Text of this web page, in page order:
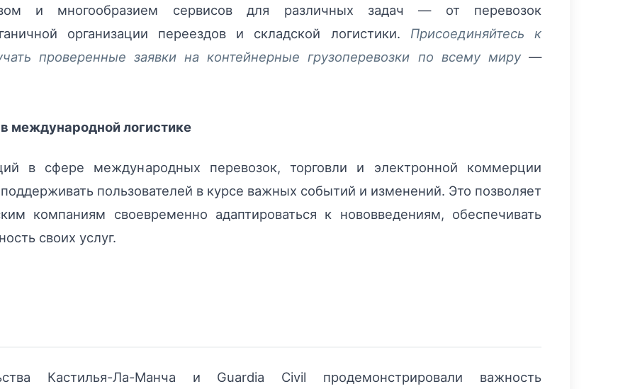
и многообразием сервисов для различных задач — от перевозок
организации переездов и складской логистики. Присоединяйтесь к
проверенные заявки на контейнерные грузоперевозки по всему миру—
международной логистике
в сфере международных перевозок, торговли и электронной коммерции
пользователей в курсе важных событий и изменений. Это позволяет
компаниям своевременно адаптироваться к нововведениям, обеспечивать
своих услуг.
Кастилья-Ла-Манча и Guardia Civil продемонстрировали важность